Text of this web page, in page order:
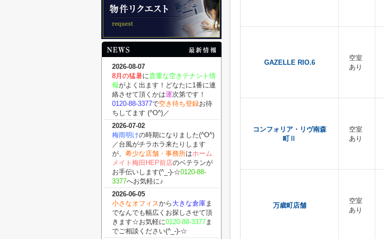
GAZELLE RIO.6
空室
あり
コンフォリア・リヴ南森
町Ⅱ
空室
あり
万歳町店舗
空室
あり
2026-08-07
8月の猛暑に貴重な空きテナント情
報がよく出ます！どなたに1番に連
絡させて頂くかは運次第です！
0120-88-3377で空き待ち登録お待
ちしてます (^O^)／
2026-07-02
梅雨明けの時期になりました(^O^)
／台風がチラホラ来たりします
が、 希少な店舗・事務所はホーム
メイト梅田HEP前店のベテランが
お手伝いします(^_-)-☆0120-88-
3377へお気軽に♪
2026-06-05
小さなオフィスから 大きな倉庫ま
でなんでも幅広くお探しさせて頂
きます☆お気軽に0120-88-3377ま
でご相談ください(^_-)-☆